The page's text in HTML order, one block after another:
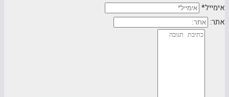
אימייל*
אתר: